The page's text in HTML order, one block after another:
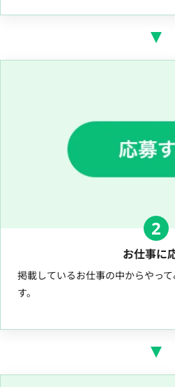
2
お仕事に
掲載しているお仕事の中からやっ
す。